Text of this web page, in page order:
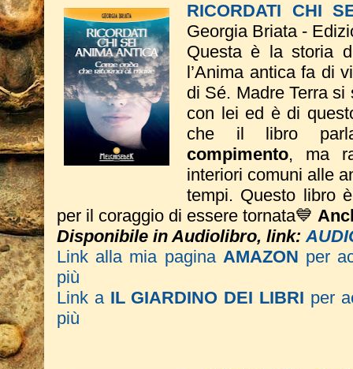
RICORDATI CHI
Georgia Briata -
Questa è la storia
l’Anima antica fa di
di Sé. Madre Terra
con lei ed è di
che il libro
compimento, ma
interiori comuni alle
tempi. Questo libro
per il coraggio di essere tornata💙
Disponibile in Audiolibro, link:
Link alla mia pagina AMAZON per
più
Link a IL GIARDINO DEI LIBRI per
più